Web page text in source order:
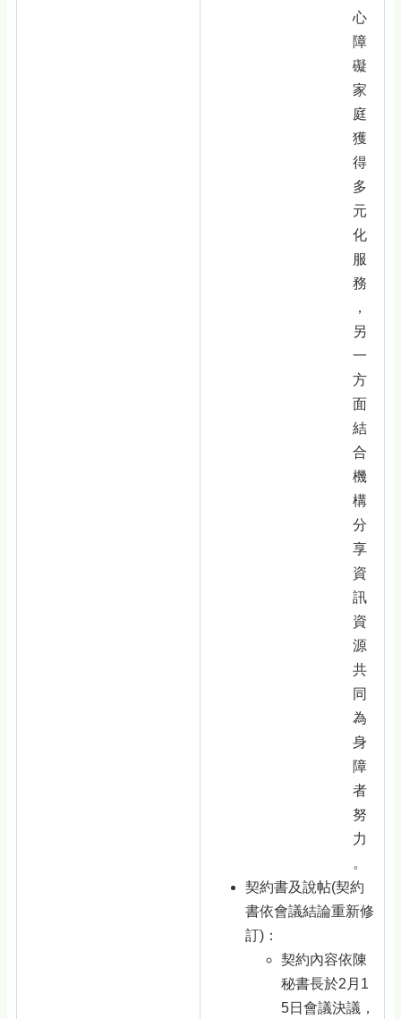
心
障
礙
家
庭
獲
得
多
元
化
服
務
，
另
一
方
面
結
合
機
構
分
享
資
訊
資
源
共
同
為
身
障
者
努
力
。
契約書及說帖(契約
書依會議結論重新修
訂)：
契約內容依陳
秘書長於2月1
5日會議決議，